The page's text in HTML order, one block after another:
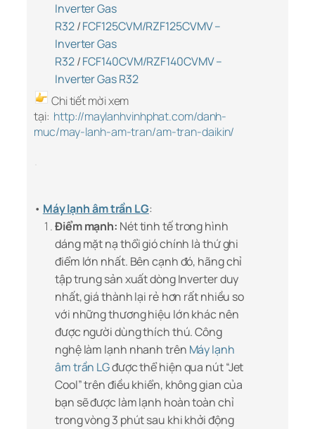
Inverter Gas
R32/FCF125CVM/RZF125CVMV –
Inverter Gas
R32/FCF140CVM/RZF140CVMV –
Inverter Gas R32
Chi tiết mời xem
tại: http://maylanhvinhphat.com/danh-
muc/may-lanh-am-tran/am-tran-daikin/
• Máy lạnh âm trần LG:
Điểm mạnh: Nét tinh tế trong hình
dáng mặt nạ thổi gió chính là thứ ghi
điểm lớn nhất. Bên cạnh đó, hãng chỉ
tập trung sản xuất dòng Inverter duy
nhất, giá thành lại rẻ hơn rất nhiều so
với những thương hiệu lớn khác nên
được người dùng thích thú. Công
nghệ làm lạnh nhanh trên Máy lạnh
âm trần LGđược thể hiện qua nút “Jet
Cool” trên điều khiển, không gian của
bạn sẽ được làm lạnh hoàn toàn chỉ
trong vòng 3 phút sau khi khởi động